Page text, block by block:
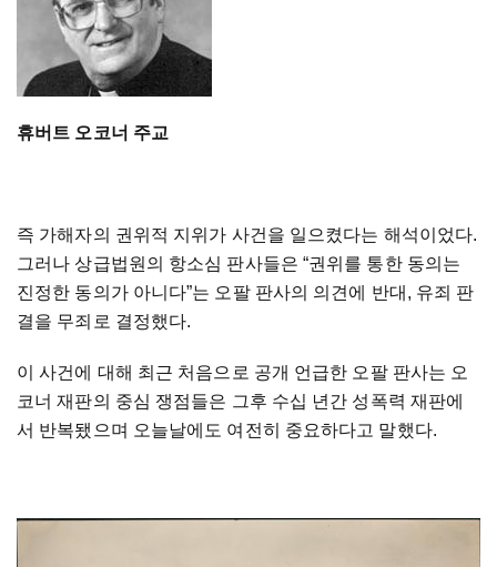
휴버트 오코너 주교
즉 가해자의 권위적 지위가 사건을 일으켰다는 해석이었다.
그러나 상급법원의 항소심 판사들은 “권위를 통한 동의는
진정한 동의가 아니다”는 오팔 판사의 의견에 반대, 유죄 판
결을 무죄로 결정했다.
이 사건에 대해 최근 처음으로 공개 언급한 오팔 판사는 오
코너 재판의 중심 쟁점들은 그후 수십 년간 성폭력 재판에
서 반복됐으며 오늘날에도 여전히 중요하다고 말했다.